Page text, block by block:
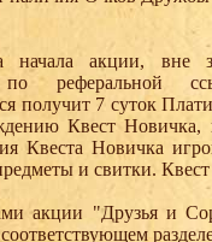
акции, вне
по
получит 7 суток
Квест
Квеста Новичка
и свитки.
акции "Друзья и